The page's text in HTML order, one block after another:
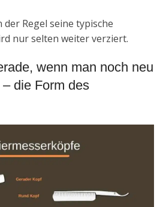
Regel seine typische
nur selten weiter verziert.
wenn man noch neu
die Form des